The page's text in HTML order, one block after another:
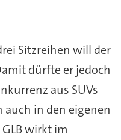
Sitzreihen will der
dürfte er jedoch
aus SUVs
auch in den eigenen
wirkt im